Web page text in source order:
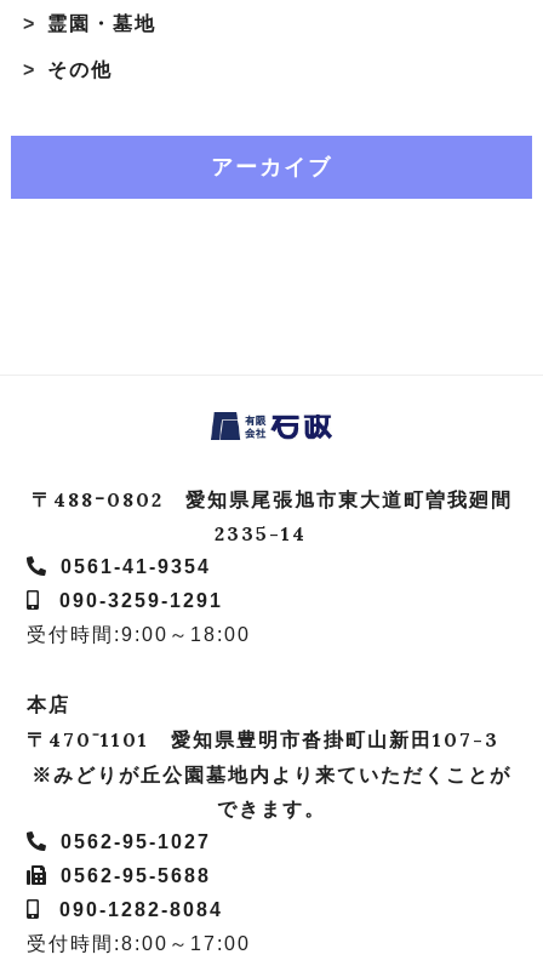
霊園・墓地
その他
アーカイブ
〒488ｰ0802 愛知県尾張旭市東大道町曽我廻間
2335-14
0561-41-9354
090-3259-1291
受付時間:9:00～18:00
本店
〒470⁻1101 愛知県豊明市沓掛町山新田107-3
※みどりが丘公園墓地内より来ていただくことが
できます。
0562-95-1027
0562-95-5688
090-1282-8084
受付時間:8:00～17:00